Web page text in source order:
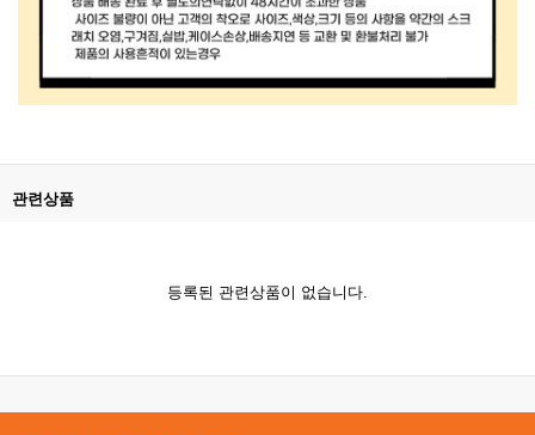
관련상품
등록된 관련상품이 없습니다.